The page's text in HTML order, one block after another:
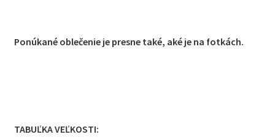
Ponúkané oblečenie je presne také, aké je na fotkách.
TABUĽKA VEĽKOSTI: